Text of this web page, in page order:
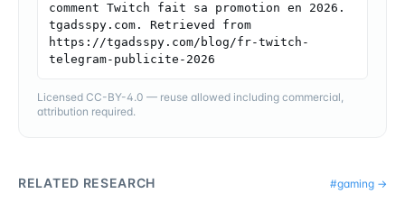
comment Twitch fait sa promotion en 2026.
tgadsspy.com. Retrieved from
https://tgadsspy.com/blog/fr-twitch-
telegram-publicite-2026
Licensed CC-BY-4.0 — reuse allowed including commercial,
attribution required.
RELATED RESEARCH #gaming →